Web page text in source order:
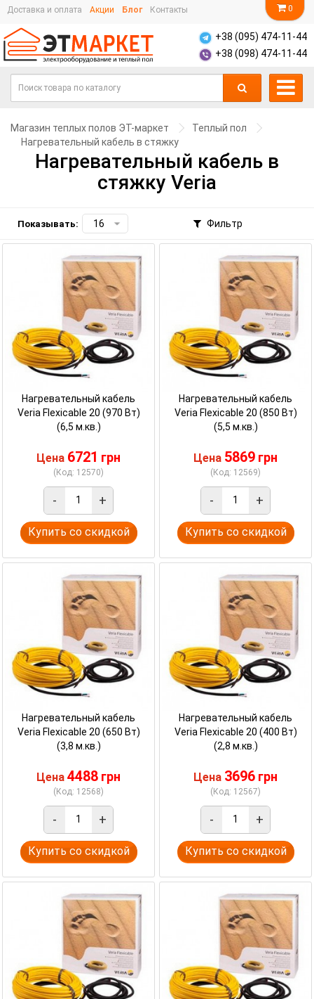
0
Доставка и оплата Акции Блог Контакты
+38 (095) 474-11-44
+38 (098) 474-11-44
Магазин теплых полов ЭТ-маркет
Теплый пол
Нагревательный кабель в стяжку
Нагревательный кабель в
стяжку Veria
Показывать: Фильтр
Нагревательный кабель
Veria Flexicable 20 (970 Вт)
(6,5 м.кв.)
Цена 6721 грн
(Код: 12570)
- +
Купить со скидкой
Нагревательный кабель
Veria Flexicable 20 (850 Вт)
(5,5 м.кв.)
Цена 5869 грн
(Код: 12569)
- +
Купить со скидкой
Нагревательный кабель
Veria Flexicable 20 (650 Вт)
(3,8 м.кв.)
Цена 4488 грн
(Код: 12568)
- +
Купить со скидкой
Нагревательный кабель
Veria Flexicable 20 (400 Вт)
(2,8 м.кв.)
Цена 3696 грн
(Код: 12567)
- +
Купить со скидкой